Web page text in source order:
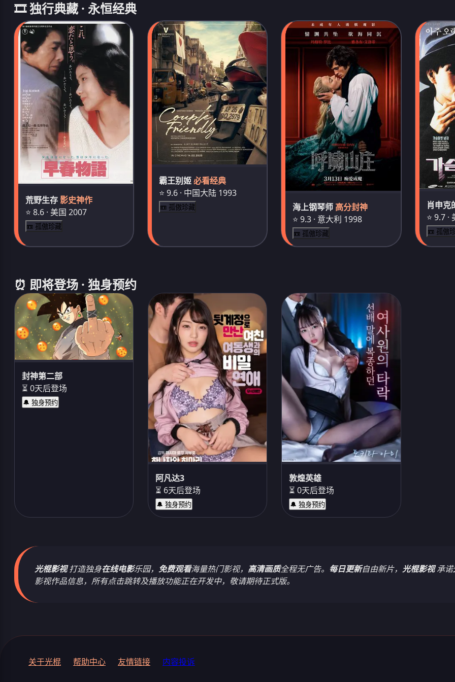
🎞️ 独行典藏 · 永恒经典
荒野生存 影史神作
⭐ 8.6 · 美国 2007
📼 孤傲珍藏
霸王别姬必看经典
⭐ 9.6 · 中国大陆 1993
📼 孤傲珍藏 海上钢琴师 高分封神
⭐ 9.3 · 意大利 1998
📼 孤傲珍藏
肖申克
⭐ 9.7
📼 孤傲
⏰ 即将登场 · 独身预约
封神第二部
⏳ 0天后登场
🔔 独身预约
阿凡达3
⏳ 6天后登场
🔔 独身预约
敦煌英雄
⏳ 0天后登场
🔔 独身预约
光棍影视打造独身在线电影乐园， 免费观看海量热门影视， 高清画质全程无广告。 每日更新自由新片， 光棍影视承诺
影视作品信息，所有点击跳转及播放功能正在开发中，敬请期待正式版。
关于光棍 帮助中心 友情链接 内容投诉